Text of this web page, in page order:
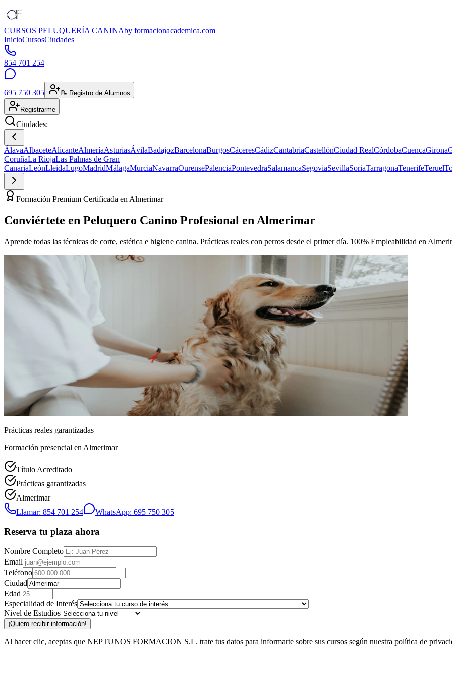
CURSOS PELUQUERÍA CANINAby formacionacademica.com
InicioCursosCiudades
854 701 254
695 750 305 📝 Registro de Alumnos
Registrarme
Ciudades:
ÁlavaAlbaceteAlicanteAlmeríaAsturiasÁvilaBadajozBarcelonaBurgosCáceresCádizCantabriaCastellónCiudad RealCórdobaCuencaGirona
CoruñaLa RiojaLas Palmas de Gran
CanariaLeónLleidaLugoMadridMálagaMurciaNavarraOurensePalenciaPontevedraSalamancaSegoviaSevillaSoriaTarragonaTenerifeTeruel
Formación Premium Certificada en Almerimar
Conviértete en Peluquero Canino Profesional en Almerimar
Aprende todas las técnicas de corte, estética e higiene canina. Prácticas reales con perros desde el primer día. 100% Empleabilidad en
Prácticas reales garantizadas
Formación presencial en Almerimar
Título Acreditado
Prácticas garantizadas
Almerimar
Llamar: 854 701 254
WhatsApp: 695 750 305
Reserva tu plaza ahora
Nombre Completo
Email
Teléfono
Ciudad
Edad
Especialidad de Interés
Nivel de Estudios
¡Quiero recibir información!
Al hacer clic, aceptas que NEPTUNOS FORMACION S.L. trate tus datos para informarte sobre sus cursos según nuestra política de